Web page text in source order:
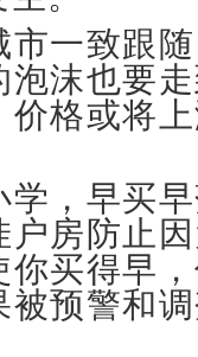
市一致跟
泡沫也要
价格或将
学，早买
户房防止
你买得早
被预警和